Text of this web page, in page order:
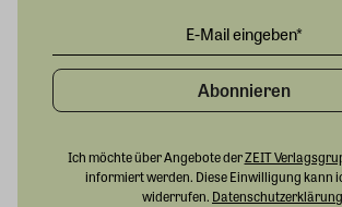
Abonnieren
Ich möchte über Angebote derZEIT
informiert werden. Diese Einwilligung kann
widerrufen. Datenschutzerklärung